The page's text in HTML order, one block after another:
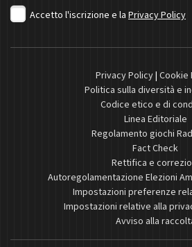
Accetto l'iscrizione e la Privacy Policy
Privacy Policy| Cookie
Politica sulla diversità e
Codice etico e di
Linea Editoriale
Regolamento giochi
Fact Check
Rettifica e
Autoregolamentazione Elezioni
Impostazioni preferenze
Impostazioni relative alla
Avviso alla